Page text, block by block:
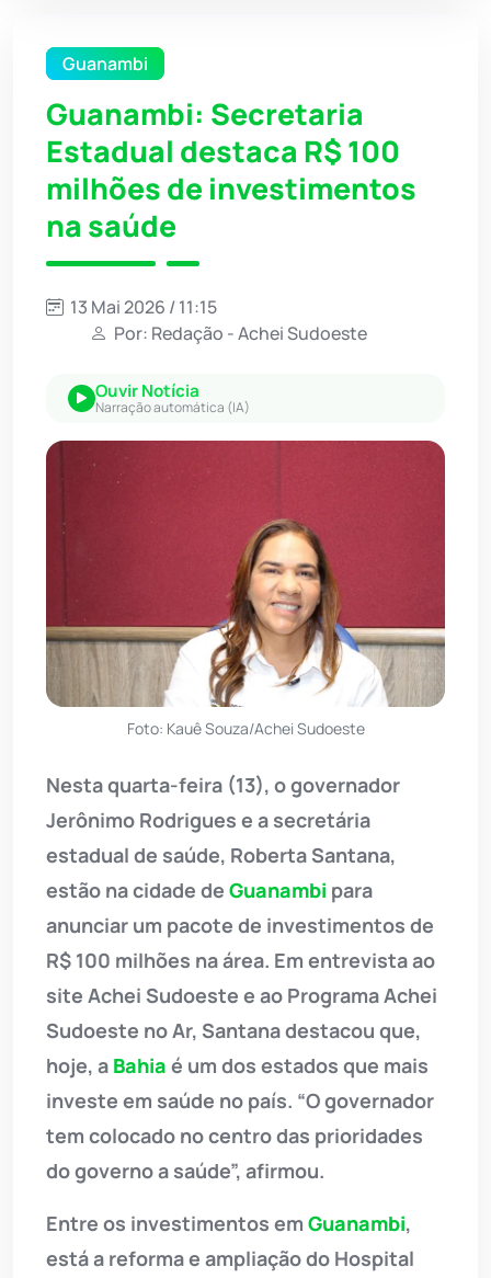
Guanambi
Guanambi: Secretaria
Estadual destaca R$ 100
milhões de investimentos
na saúde
13 Mai 2026 / 11:15
Por: Redação - Achei Sudoeste
Ouvir Notícia
Narração automática (IA)
Foto: Kauê Souza/Achei Sudoeste
Nesta quarta-feira (13), o governador
Jerônimo Rodrigues e a secretária
estadual de saúde, Roberta Santana,
estão na cidade de Guanambi para
anunciar um pacote de investimentos de
R$ 100 milhões na área. Em entrevista ao
site Achei Sudoeste e ao Programa Achei
Sudoeste no Ar, Santana destacou que,
hoje, a Bahia é um dos estados que mais
investe em saúde no país. “O governador
tem colocado no centro das prioridades
do governo a saúde”, afirmou.
Entre os investimentos em Guanambi,
está a reforma e ampliação do Hospital